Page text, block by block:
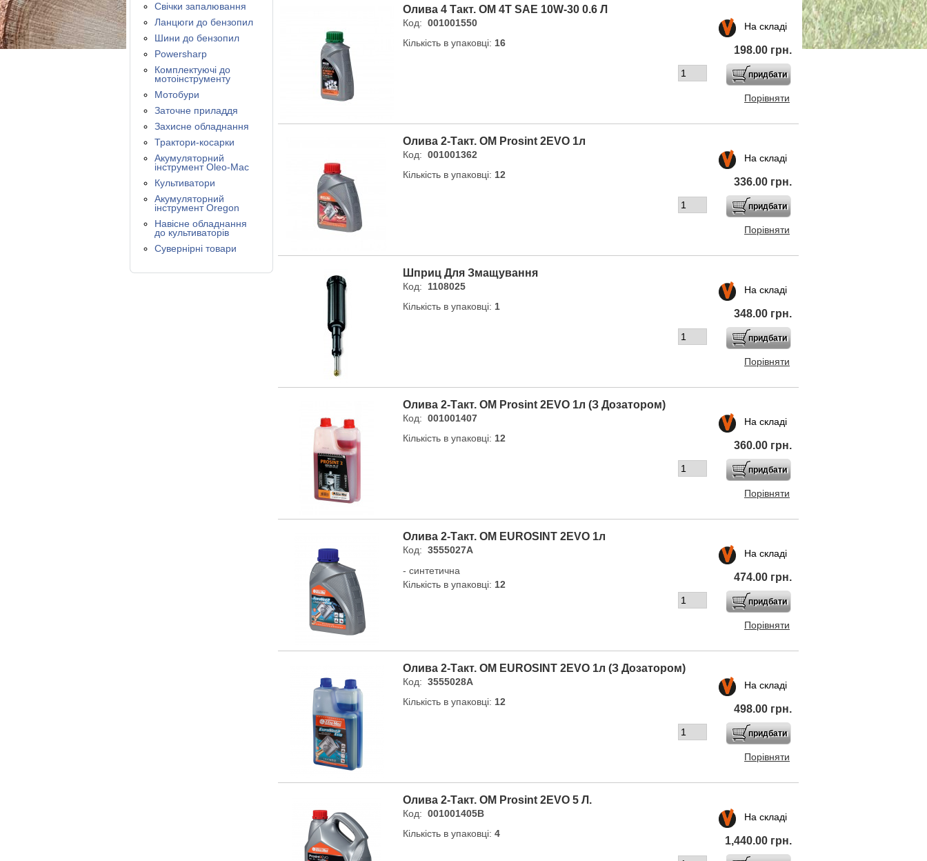
Свічки запалювання
Ланцюги до бензопил
Шини до бензопил
Powersharp
Комплектуючі до
мотоінструменту
Мотобури
Заточне приладдя
Захисне обладнання
Трактори-косарки
Акумуляторний
інструмент Oleo-Mac
Культиватори
Акумуляторний
інструмент Oregon
Навісне обладнання
до культиваторів
Сувернірні товари
Олива 4 Такт. OM 4T SAE 10W-30 0.6 Л
На складі
198.00 грн.
Порівняти
Код: 001001550
Кількість в упаковці: 16
Олива 2-Такт. OM Prosint 2EVO 1л
На складі
336.00 грн.
Порівняти
Код: 001001362
Кількість в упаковці: 12
Шприц Для Змащування
На складі
348.00 грн.
Порівняти
Код:
1108025
Кількість в упаковці: 1
Олива 2-Такт. OM Prosint 2EVO 1л (з Дозатором)
На складі
360.00 грн.
Порівняти
Код: 001001407
Кількість в упаковці: 12
Олива 2-Такт. OM EUROSINT 2EVO 1л
На складі
474.00 грн.
Порівняти
Код: 3555027A
- синтетична
Кількість в упаковці: 12
Олива 2-Такт. OM EUROSINT 2EVO 1л (з Дозатором)
На складі
498.00 грн.
Порівняти
Код: 3555028A
Кількість в упаковці: 12
Олива 2-Такт. OM Prosint 2EVO 5 Л.
На складі
1,440.00 грн.
Код: 001001405B
Кількість в упаковці: 4